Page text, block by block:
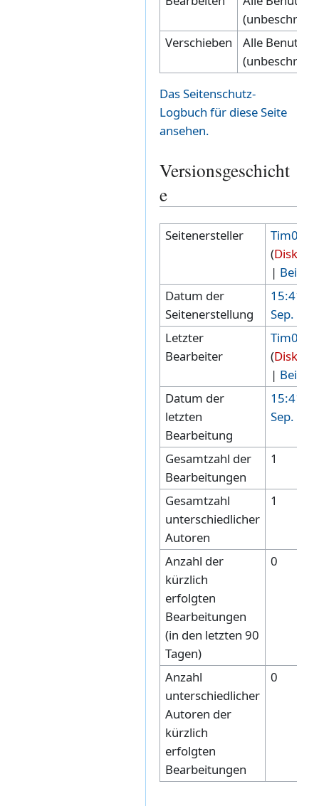
Verschieben
Alle Benutzer
Das Seitenschutz-
Logbuch für diese Seite
ansehen.
Versionsgeschicht
e
Seitenersteller
Tim00
(
|
Datum der
Seitenerstellung
15:41,
Sep.
Letzter
Bearbeiter
Tim00
(
|
Datum der
letzten
Bearbeitung
15:41,
Sep.
Gesamtzahl der
Bearbeitungen
1
Gesamtzahl
unterschiedlicher
Autoren
1
Anzahl der
kürzlich
erfolgten
Bearbeitungen
(in den letzten 90
Tagen)
0
Anzahl
unterschiedlicher
Autoren der
kürzlich
erfolgten
Bearbeitungen
0